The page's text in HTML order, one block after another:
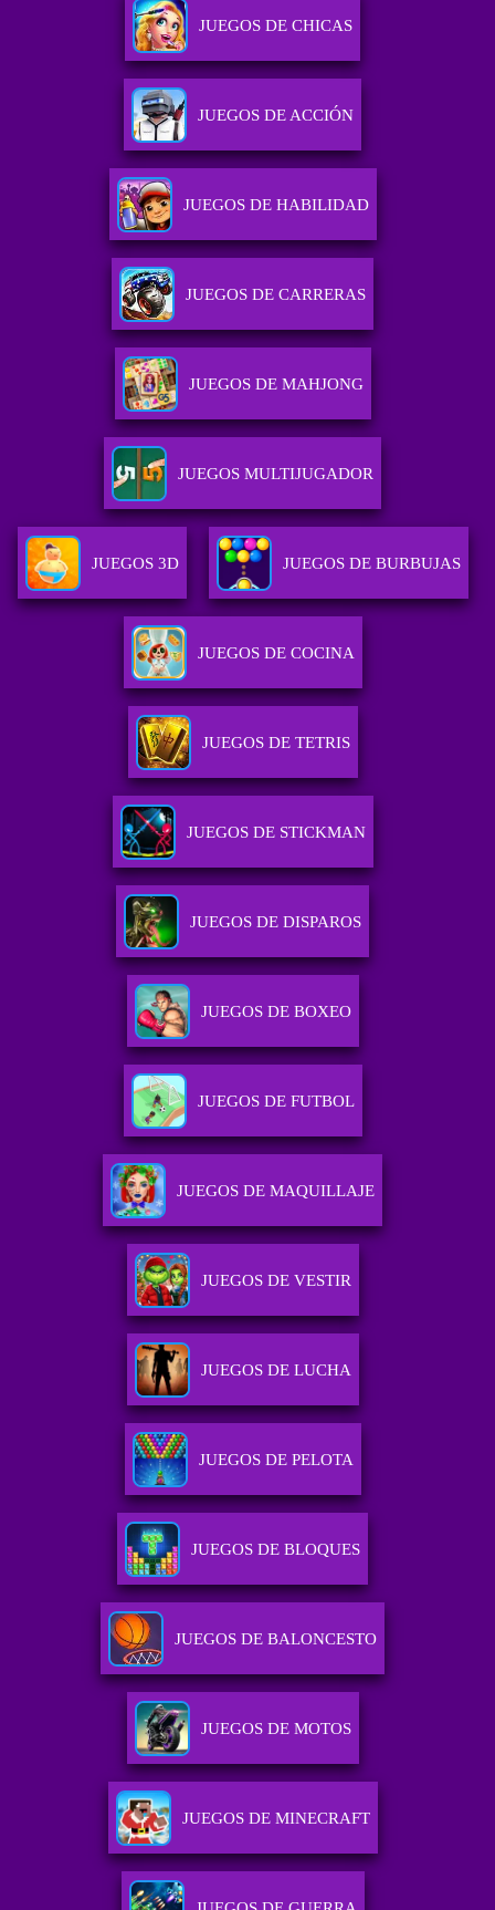
JUEGOS DE CHICAS
JUEGOS DE ACCIÓN
JUEGOS DE HABILIDAD
JUEGOS DE CARRERAS
JUEGOS DE MAHJONG
JUEGOS MULTIJUGADOR
JUEGOS 3D JUEGOS DE BURBUJAS
JUEGOS DE COCINA
JUEGOS DE TETRIS
JUEGOS DE STICKMAN
JUEGOS DE DISPAROS
JUEGOS DE BOXEO
JUEGOS DE FUTBOL
JUEGOS DE MAQUILLAJE
JUEGOS DE VESTIR
JUEGOS DE LUCHA
JUEGOS DE PELOTA
JUEGOS DE BLOQUES
JUEGOS DE BALONCESTO
JUEGOS DE MOTOS
JUEGOS DE MINECRAFT